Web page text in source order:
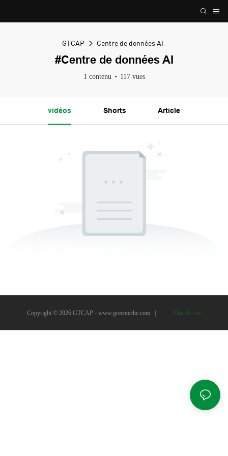
GTCAP Centre de données AI
#Centre de données AI
1 contenu 117 vues
vidéos Shorts Article
Copyright © 2026 GTCAP - www.greenteche.com | Plan du site